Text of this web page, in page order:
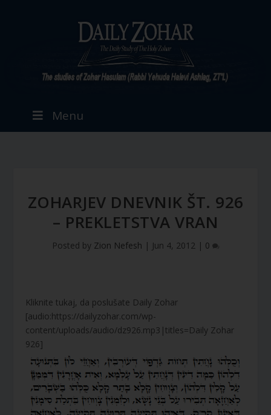
Menu
ZOHARJEV DNEVNIK ŠT. 926
– PREKLETSTVA VRAN
Posted by Zion Nefesh | Jun 4, 2012| 0
Kliknite tukaj, da poslušate Daily Zohar
[audio:https://dailyzohar.com/wp-
content/uploads/audio/dz926.mp3|titles=Daily Zohar
926]